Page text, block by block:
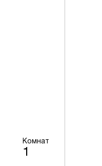
Комнат
1